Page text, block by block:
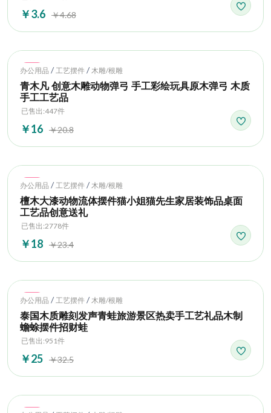
￥3.6 ￥4.68
Hot
办公用品 / 工艺摆件 / 木雕/根雕
青木凡 创意木雕动物弹弓 手工彩绘玩具原木弹弓 木质
手工工艺品
已售出:447件
￥16 ￥20.8
Hot
办公用品 / 工艺摆件 / 木雕/根雕
檀木大漆动物流体摆件猫小姐猫先生家居装饰品桌面
工艺品创意送礼
已售出:2778件
￥18 ￥23.4
Hot
办公用品 / 工艺摆件 / 木雕/根雕
泰国木质雕刻发声青蛙旅游景区热卖手工艺礼品木制
蟾蜍摆件招财蛙
已售出:951件
￥25 ￥32.5